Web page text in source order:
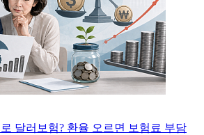
달러보험? 환율 오르면 보험료 부담